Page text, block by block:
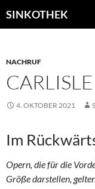
Inhalt
SINKOTHEK
NACHRUF
4. OKTOBER 2021
Im
Opern, die für die
Größe darstellen,